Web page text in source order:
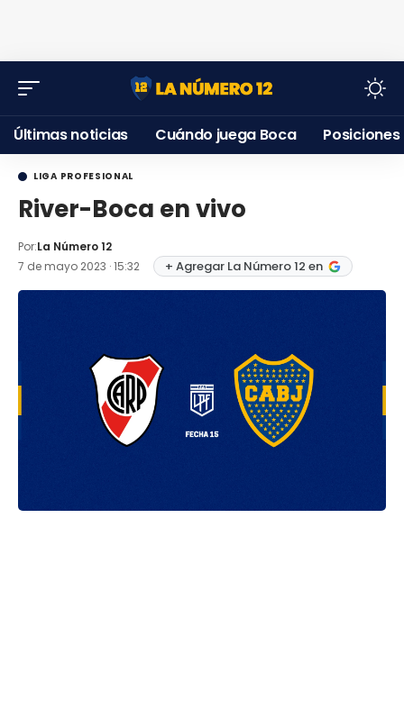
Últimas noticias Cuándo juega Boca Posiciones
LIGA PROFESIONAL
River-Boca en vivo
Por:La Número 12
7 de mayo 2023 · 15:32
+ Agregar La Número 12 en